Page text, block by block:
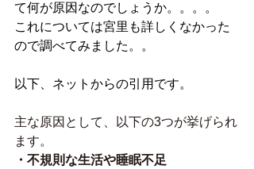
て何が原因なのでしょうか。。。。
これについては宮里も詳しくなかった
ので調べてみました。。
以下、ネットからの引用です。
主な原因として、以下の3つが挙げられ
ます。
・不規則な生活や睡眠不足